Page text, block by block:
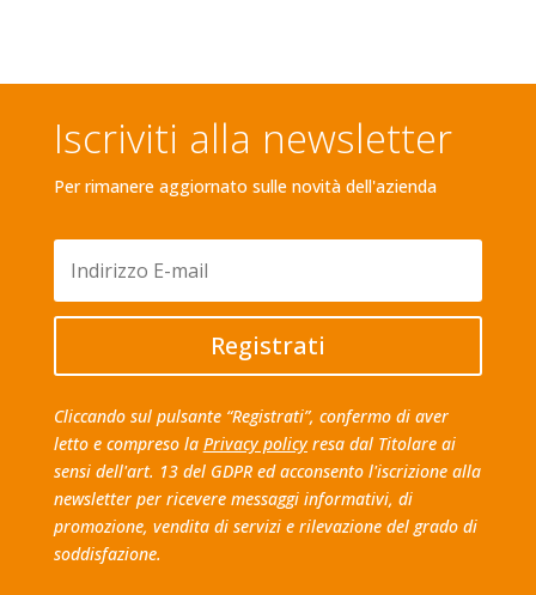
Iscriviti alla newsletter
Per rimanere aggiornato sulle novità dell'azienda
Registrati
Cliccando sul pulsante “Registrati”, confermo di aver
letto e compreso la Privacy policyresa dal Titolare ai
sensi dell'art. 13 del GDPR ed acconsento l'iscrizione alla
newsletter per ricevere messaggi informativi, di
promozione, vendita di servizi e rilevazione del grado di
soddisfazione.